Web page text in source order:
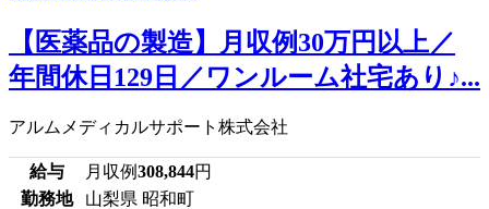
【医薬品の製造】月収例30万円以上／
年間休日129日／ワンルーム社宅あり♪...
アルムメディカルサポート株式会社
給与 月収例308,844円
勤務地
山梨県 昭和町